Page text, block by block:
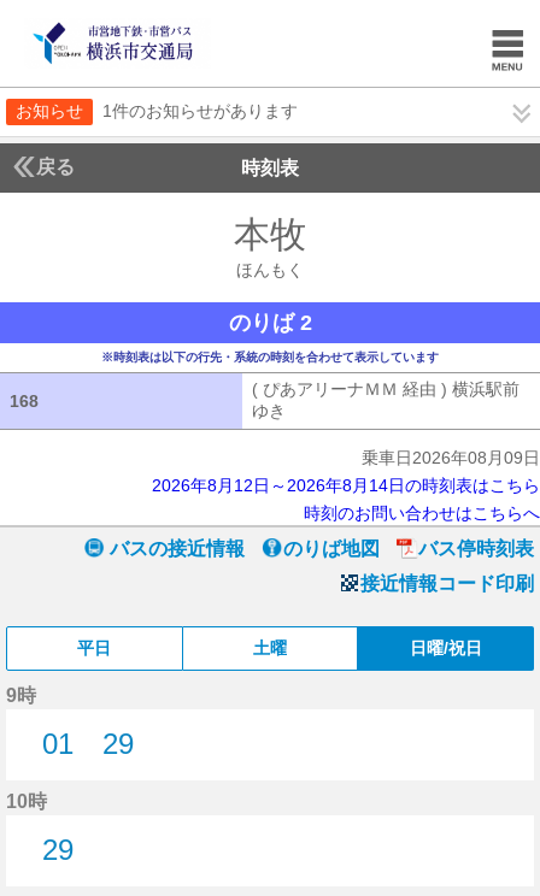
お知らせ 1件のお知らせがあります
戻る 時刻表
本牧
ほんもく
のりば 2
※時刻表は以下の行先・系統の時刻を合わせて表示しています
168
( ぴあアリーナＭＭ 経由 ) 横浜駅前
ゆき
乗車日2026年08月09日
2026年8月12日～2026年8月14日の時刻表はこちら
時刻のお問い合わせはこちらへ
バスの接近情報 のりば地図
バス停時刻表
接近情報コード印刷
平日 土曜 日曜/祝日
9時
01
29
10時
29